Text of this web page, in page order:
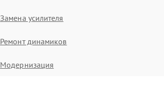
Замена усилителя
Ремонт динамиков
Модернизация